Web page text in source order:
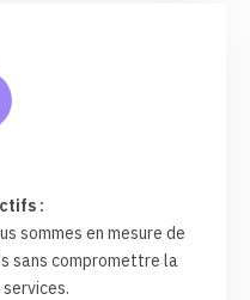
:
sommes en mesure de
sans compromettre la